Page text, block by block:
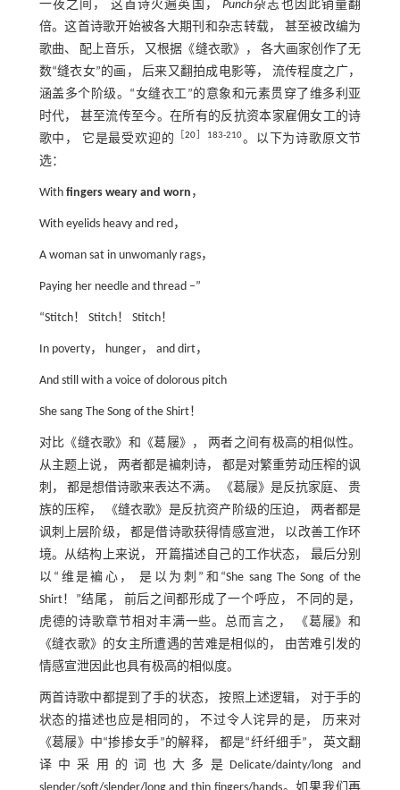
一夜之间， 这首诗火遍英国，Punch杂志也因此销量翻
倍。这首诗歌开始被各大期刊和杂志转载， 甚至被改编为
歌曲、 配上音乐， 又根据《缝衣歌》， 各大画家创作了无
数“缝衣女”的画， 后来又翻拍成电影等， 流传程度之广，
涵盖多个阶级。“女缝衣工”的意象和元素贯穿了维多利亚
时代， 甚至流传至今。在所有的反抗资本家雇佣女工的诗
歌中， 它是最受欢迎的
［20 ］183-210。以下为诗歌原文节
选：
With fingers weary and worn ，
With eyelids heavy and red，
A woman sat in unwomanly rags，
Paying her needle and thread –”
“Stitch！ Stitch！ Stitch！
In poverty， hunger， and dirt，
And still with a voice of dolorous pitch
She sang The Song of the Shirt！
对比《缝衣歌》和《葛屦》， 两者之间有极高的相似性。
从主题上说， 两者都是褊刺诗， 都是对繁重劳动压榨的讽
刺， 都是想借诗歌来表达不满。 《葛屦》是反抗家庭、 贵
族的压榨， 《缝衣歌》是反抗资产阶级的压迫， 两者都是
讽刺上层阶级， 都是借诗歌获得情感宣泄， 以改善工作环
境。从结构上来说， 开篇描述自己的工作状态， 最后分别
以“维是褊心， 是以为刺”和“She sang The Song of the
Shirt！”结尾， 前后之间都形成了一个呼应， 不同的是，
虎德的诗歌章节相对丰满一些。总而言之， 《葛屦》和
《缝衣歌》的女主所遭遇的苦难是相似的， 由苦难引发的
情感宣泄因此也具有极高的相似度。
两首诗歌中都提到了手的状态， 按照上述逻辑， 对于手的
状态的描述也应是相同的， 不过令人诧异的是， 历来对
《葛屦》中“掺掺女手”的解释， 都是“纤纤细手”， 英文翻
译中采用的词也大多是Delicate/dainty/long and